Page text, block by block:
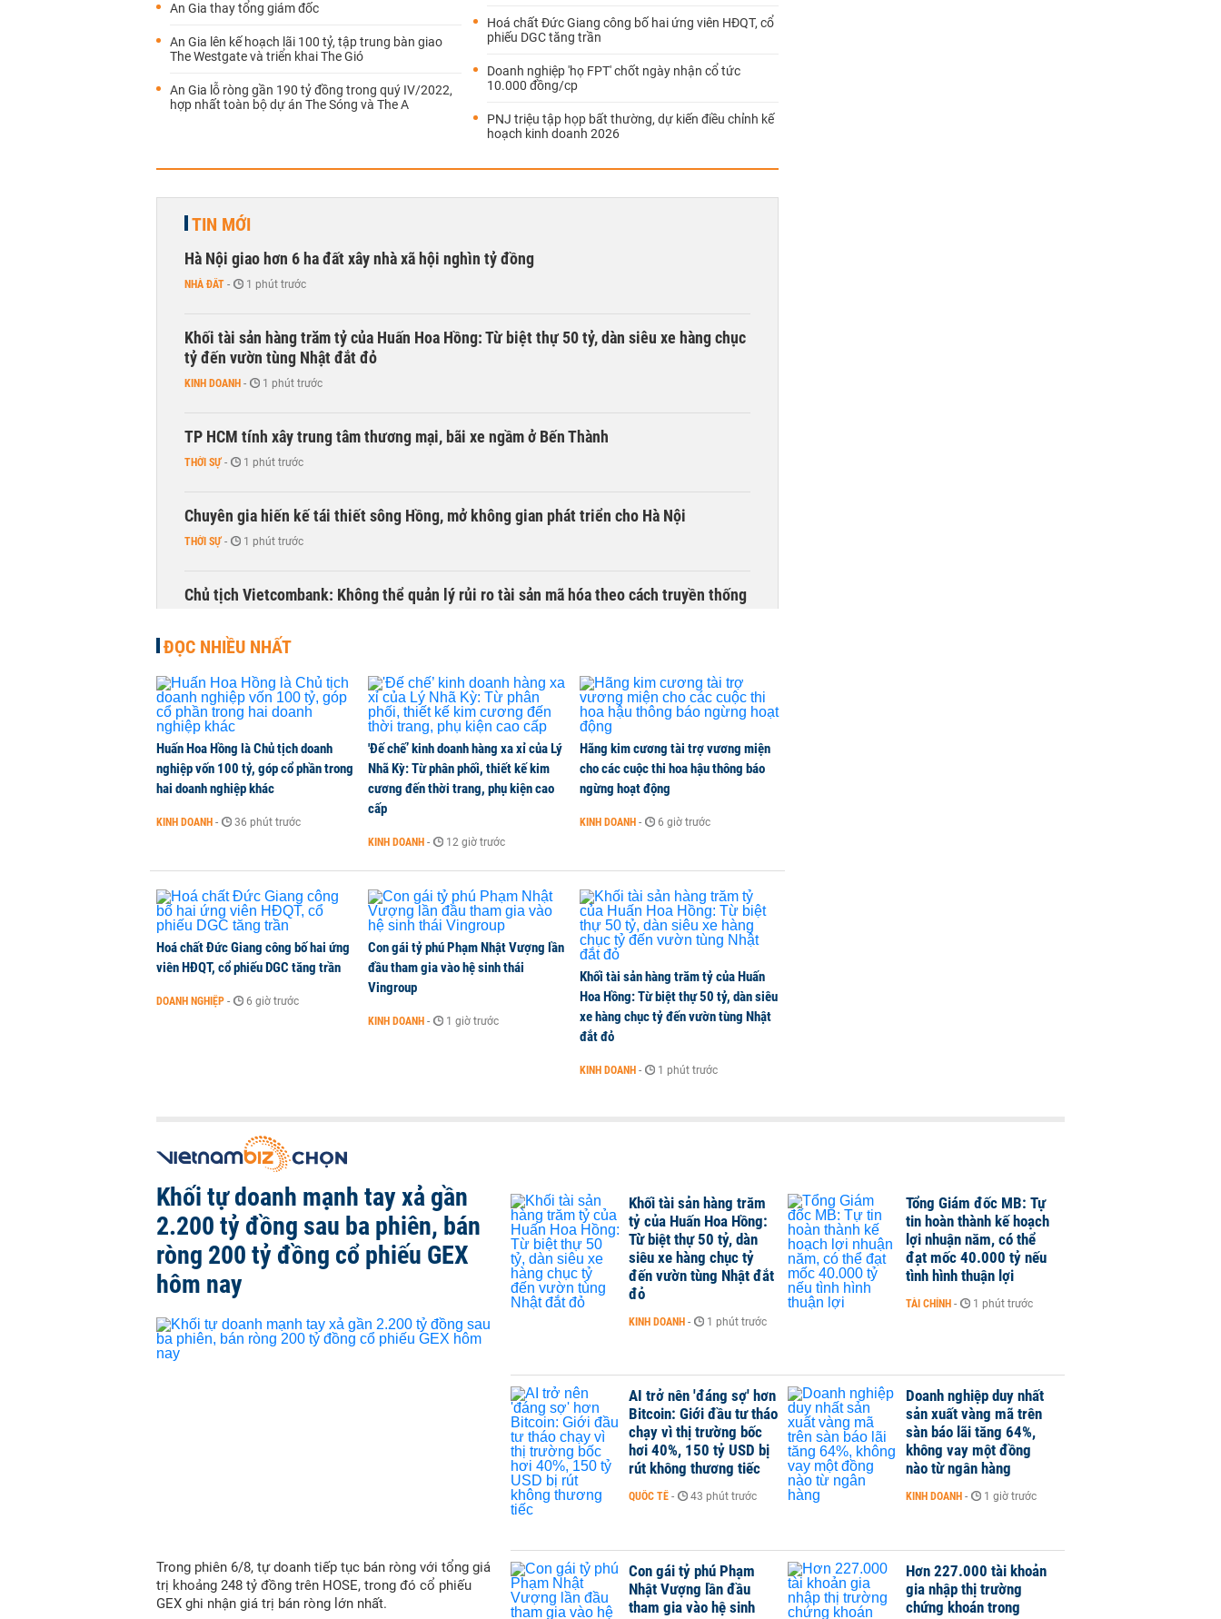
An Gia thay tổng giám đốc
An Gia lên kế hoạch lãi 100 tỷ, tập trung bàn giao
The Westgate và triển khai The Gió
An Gia lỗ ròng gần 190 tỷ đồng trong quý IV/2022,
hợp nhất toàn bộ dự án The Sóng và The A
Hoá chất Đức Giang công bố hai ứng viên HĐQT, cổ
phiếu DGC tăng trần
Doanh nghiệp 'họ FPT' chốt ngày nhận cổ tức
10.000 đồng/cp
PNJ triệu tập họp bất thường, dự kiến điều chỉnh kế
hoạch kinh doanh 2026
TIN MỚI
Hà Nội giao hơn 6 ha đất xây nhà xã hội nghìn tỷ đồng
NHÀ ĐẤT - 1 phút trước
Khối tài sản hàng trăm tỷ của Huấn Hoa Hồng: Từ biệt thự 50 tỷ, dàn siêu xe hàng chục
tỷ đến vườn tùng Nhật đắt đỏ
KINH DOANH - 1 phút trước
TP HCM tính xây trung tâm thương mại, bãi xe ngầm ở Bến Thành
THỜI SỰ - 1 phút trước
Chuyên gia hiến kế tái thiết sông Hồng, mở không gian phát triển cho Hà Nội
THỜI SỰ - 1 phút trước
Chủ tịch Vietcombank: Không thể quản lý rủi ro tài sản mã hóa theo cách truyền thống
ĐỌC NHIỀU NHẤT
Huấn Hoa Hồng là Chủ tịch doanh
nghiệp vốn 100 tỷ, góp cổ phần trong
hai doanh nghiệp khác
KINH DOANH - 36 phút trước
'Đế chế’ kinh doanh hàng xa xỉ của Lý
Nhã Kỳ: Từ phân phối, thiết kế kim
cương đến thời trang, phụ kiện cao
cấp
KINH DOANH - 12 giờ trước
Hãng kim cương tài trợ vương miện
cho các cuộc thi hoa hậu thông báo
ngừng hoạt động
KINH DOANH - 6 giờ trước
Hoá chất Đức Giang công bố hai ứng
viên HĐQT, cổ phiếu DGC tăng trần
DOANH NGHIỆP - 6 giờ trước
Con gái tỷ phú Phạm Nhật Vượng lần
đầu tham gia vào hệ sinh thái
Vingroup
KINH DOANH - 1 giờ trước
Khối tài sản hàng trăm tỷ của Huấn
Hoa Hồng: Từ biệt thự 50 tỷ, dàn siêu
xe hàng chục tỷ đến vườn tùng Nhật
đắt đỏ
KINH DOANH - 1 phút trước
Khối tự doanh mạnh tay xả gần
2.200 tỷ đồng sau ba phiên, bán
ròng 200 tỷ đồng cổ phiếu GEX
hôm nay
Trong phiên 6/8, tự doanh tiếp tục bán ròng với tổng giá
trị khoảng 248 tỷ đồng trên HOSE, trong đó cổ phiếu
GEX ghi nhận giá trị bán ròng lớn nhất.
Khối tài sản hàng trăm
tỷ của Huấn Hoa Hồng:
Từ biệt thự 50 tỷ, dàn
siêu xe hàng chục tỷ
đến vườn tùng Nhật đắt
đỏ
KINH DOANH - 1 phút trước
Tổng Giám đốc MB: Tự
tin hoàn thành kế hoạch
lợi nhuận năm, có thể
đạt mốc 40.000 tỷ nếu
tình hình thuận lợi
TÀI CHÍNH - 1 phút trước
AI trở nên 'đáng sợ' hơn
Bitcoin: Giới đầu tư tháo
chạy vì thị trường bốc
hơi 40%, 150 tỷ USD bị
rút không thương tiếc
QUỐC TẾ - 43 phút trước
Doanh nghiệp duy nhất
sản xuất vàng mã trên
sàn báo lãi tăng 64%,
không vay một đồng
nào từ ngân hàng
KINH DOANH - 1 giờ trước
Con gái tỷ phú Phạm
Nhật Vượng lần đầu
tham gia vào hệ sinh
Hơn 227.000 tài khoản
gia nhập thị trường
chứng khoán trong